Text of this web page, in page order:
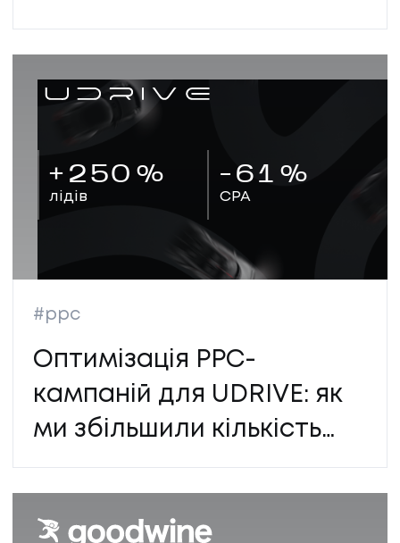
ноутбуків в Україні
+ 250 %
лідів
- 61 %
CPA
#ppc
Оптимізація PPC-
кампаній для UDRIVE: як
ми збільшили кількість
лідів у 3,4 рази